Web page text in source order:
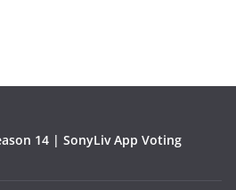
14 | SonyLiv App Voting